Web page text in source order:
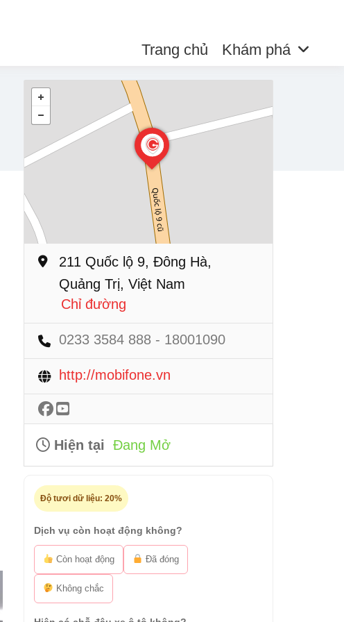
Trang chủ Khám phá
211 Quốc lộ 9, Đông Hà,
Quảng Trị, Việt Nam
Chỉ đường
0233 3584 888 - 18001090
http://mobifone.vn
Hiện tại Đang Mở
Độ tươi dữ liệu: 20%
Dịch vụ còn hoạt động không?
Còn hoạt động Đã đóng
Không chắc